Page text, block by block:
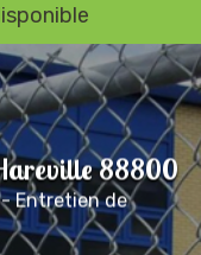
88800
Entretien de